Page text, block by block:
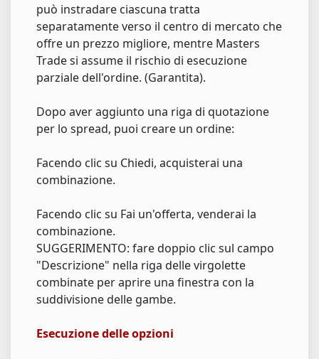
può instradare ciascuna tratta
separatamente verso il centro di mercato che
offre un prezzo migliore, mentre Masters
Trade si assume il rischio di esecuzione
parziale dell'ordine. (Garantita).
Dopo aver aggiunto una riga di quotazione
per lo spread, puoi creare un ordine:
Facendo clic su Chiedi, acquisterai una
combinazione.
Facendo clic su Fai un'offerta, venderai la
combinazione.
SUGGERIMENTO: fare doppio clic sul campo
"Descrizione" nella riga delle virgolette
combinate per aprire una finestra con la
suddivisione delle gambe.
Esecuzione delle opzioni